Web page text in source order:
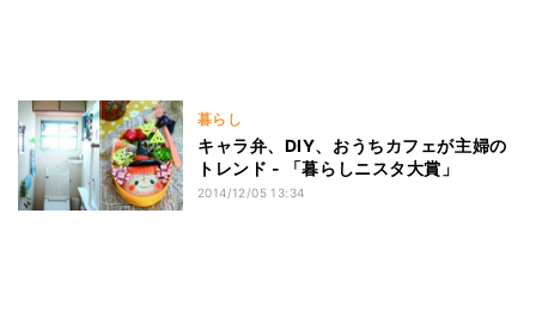
暮らし
キャラ弁、DIY、おうちカフェが主婦の
トレンド - 「暮らしニスタ大賞」
2014/12/05 13:34